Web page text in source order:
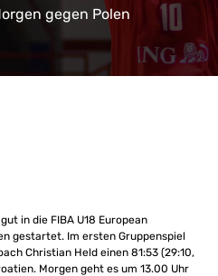
gegen Polen
in die FIBA U18 European
gestartet. Im ersten Gruppenspiel
Christian Held einen 81:53 (29:10,
Morgen geht es um 13.00 Uhr